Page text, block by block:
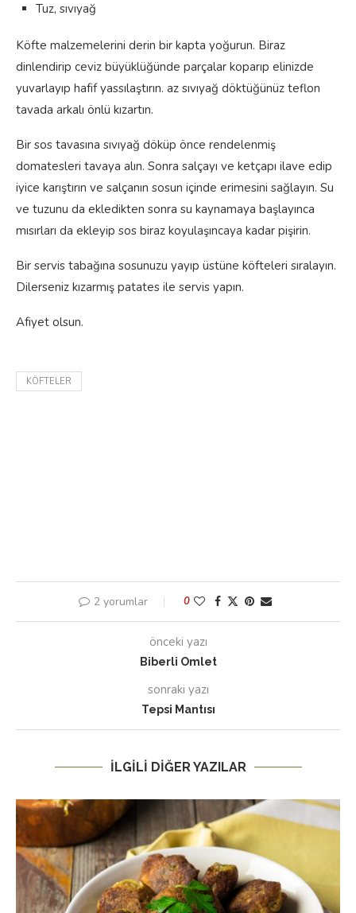
Tuz, sıvıyağ
Köfte malzemelerini derin bir kapta yoğurun. Biraz
dinlendirip ceviz büyüklüğünde parçalar koparıp elinizde
yuvarlayıp hafif yassılaştırın. az sıvıyağ döktüğünüz teflon
tavada arkalı önlü kızartın.
Bir sos tavasına sıvıyağ döküp önce rendelenmiş
domatesleri tavaya alın. Sonra salçayı ve ketçapı ilave edip
iyice karıştırın ve salçanın sosun içinde erimesini sağlayın. Su
ve tuzunu da ekledikten sonra su kaynamaya başlayınca
mısırları da ekleyip sos biraz koyulaşıncaya kadar pişirin.
Bir servis tabağına sosunuzu yayıp üstüne köfteleri sıralayın.
Dilerseniz kızarmış patates ile servis yapın.
Afiyet olsun.
KÖFTELER
2 yorumlar 0
önceki yazı
Biberli Omlet
sonraki yazı
Tepsi Mantısı
İLGILI DIĞER YAZILAR